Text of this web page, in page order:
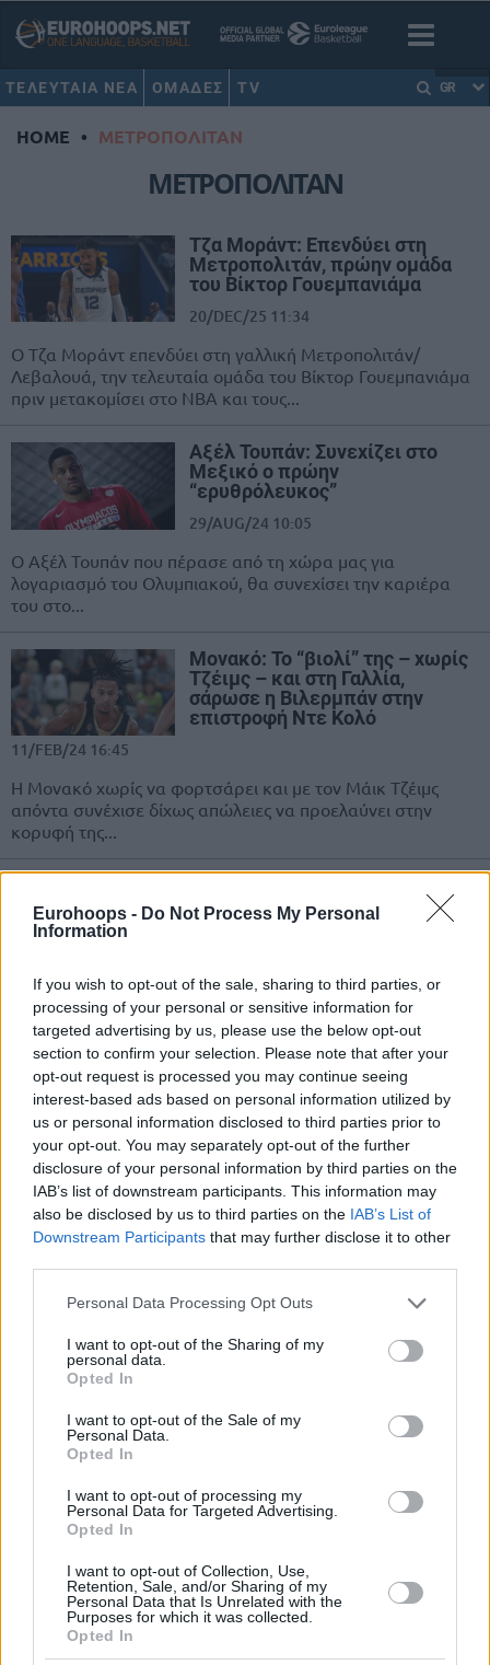
Eurohoops - Do Not Process My Personal
Information
If you wish to opt-out of the sale, sharing to third parties, or
processing of your personal or sensitive information for
targeted advertising by us, please use the below opt-out
section to confirm your selection. Please note that after your
opt-out request is processed you may continue seeing
interest-based ads based on personal information utilized by
us or personal information disclosed to third parties prior to
your opt-out. You may separately opt-out of the further
disclosure of your personal information by third parties on the
IAB’s list of downstream participants. This information may
also be disclosed by us to third parties on the IAB’s List of
Downstream Participants that may further disclose it to other
Please note that this website/app uses one or more Google
not limited to your visit or usage behaviour. You may click to
grant or deny consent to Google and its third-party tags to
use your data for below specified purposes in below Google
consent section.
Personal Data Processing Opt Outs
I want to opt-out of the Sharing of my
personal data.
Opted In
I want to opt-out of the Sale of my
Personal Data.
Opted In
I want to opt-out of processing my
Personal Data for Targeted Advertising.
Opted In
I want to opt-out of Collection, Use,
Retention, Sale, and/or Sharing of my
Personal Data that Is Unrelated with the
Purposes for which it was collected.
Opted In
ΤΕΛΕΥΤΑΙΑ ΝΕΑ ΟΜΑΔΕΣ TV GR
HOME • ΜΕΤΡΟΠΟΛΙΤΑΝ
ΜΕΤΡΟΠΟΛΙΤΑΝ
Τζα Μοράντ: Επενδύει στη
Μετροπολιτάν, πρώην ομάδα
του Βίκτορ Γουεμπανιάμα
20/DEC/25 11:34
Ο Τζα Μοράντ επενδύει στη γαλλική Μετροπολιτάν/
Λεβαλουά, την τελευταία ομάδα του Βίκτορ Γουεμπανιάμα
πριν μετακομίσει στο ΝΒΑ και τους...
Αξέλ Τουπάν: Συνεχίζει στο
Μεξικό ο πρώην
“ερυθρόλευκος”
29/AUG/24 10:05
Ο Αξέλ Τουπάν που πέρασε από τη χώρα μας για
λογαριασμό του Ολυμπιακού, θα συνεχίσει την καριέρα
του στο...
Μονακό: Το “βιολί” της – χωρίς
Τζέιμς – και στη Γαλλία,
σάρωσε η Βιλερμπάν στην
επιστροφή Ντε Κολό
11/FEB/24 16:45
Η Μονακό χωρίς να φορτσάρει και με τον Μάικ Τζέιμς
απόντα συνέχισε δίχως απώλειες να προελαύνει στην
κορυφή της...
παίκτη της ΑΕΚ για να
αντικαταστήσει τον Κιόζα
Ανοιχτό το ενδεχόμενο ενίσχυσης στη Μπασκόνια με την
ομάδα από τη Βιτόρια να εξετάζει την περίπτωση του
Τζόρνταν Θίοντορ.
Θίοντορ: ΑΠΙΘΑΝΟ τρίποντο
από τη μία άκρη του γηπέδου
στην άλλη για τον πρώην παίκτη
της ΑΕΚ
21/JAN/24 20:00
ΤΙ ΕΒΑΛΕΣ ρε μπαγάσα Τζόρνταν Θίοντορ;
Μονακό: Εύκολα και την Παρί
με Τζέιμς, συνεχίζει ακάθεκτη
στη Γαλλία πριν τη
“διαβολοβδομάδα”
03/DEC/23 21:17
αφού επικράτησαν της Παρί και της Μετροπολιτάν, λίγες
ημέρες πριν την...
Τζόρνταν Θίοντορ: Συνεχίζει
στην Μετροπολιτάν (photo)
Στη Γαλλία θα συνεχίσει την καριέρα
του ο πρώην παίκτης της ΑΕΚ,